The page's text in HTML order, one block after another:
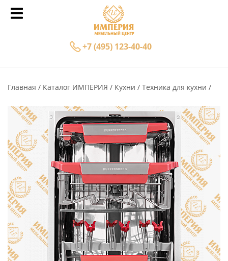
+7 (495) 123-40-40
Главная Каталог ИМПЕРИЯ Кухни Техника для кухни